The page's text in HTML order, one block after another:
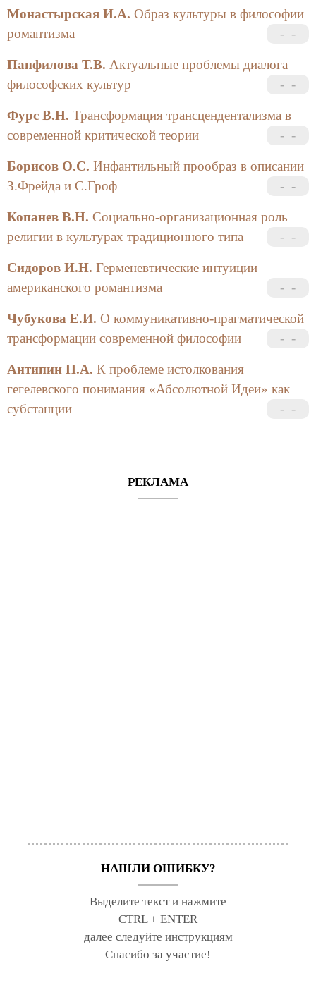
Монастырская И.А. Образ культуры в философии
романтизма
Панфилова Т.В. Актуальные проблемы диалога
философских культур
Фурс В.Н. Трансформация трансцендентализма в
современной критической теории
Борисов О.С. Инфантильный прообраз в описании
З.Фрейда и С.Гроф
Копанев В.Н. Социально-организационная роль
религии в культурах традиционного типа
Сидоров И.Н. Герменевтические интуиции
американского романтизма
Чубукова Е.И. О коммуникативно-прагматической
трансформации современной философии
Антипин Н.А. К проблеме истолкования
гегелевского понимания «Абсолютной Идеи» как
субстанции
РЕКЛАМА
НАШЛИ ОШИБКУ?
Выделите текст и нажмите
CTRL + ENTER
далее следуйте инструкциям
Спасибо за участие!